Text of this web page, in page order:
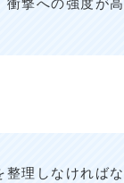
理しなければ